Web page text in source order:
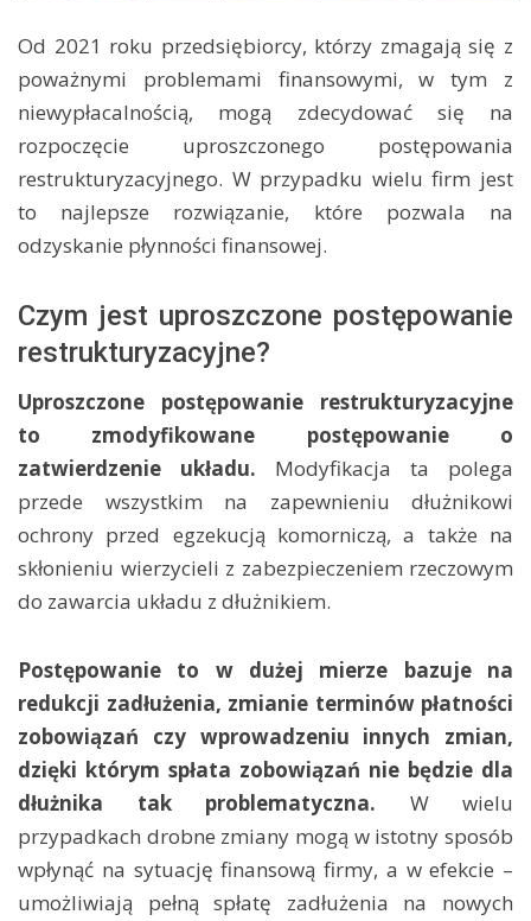
​Od 2021 roku przedsiębiorcy, którzy zmagają się z
poważnymi problemami finansowymi, w tym z
niewypłacalnością, mogą zdecydować się na
rozpoczęcie uproszczonego postępowania
restrukturyzacyjnego. W przypadku wielu firm jest
to najlepsze rozwiązanie, które pozwala na
odzyskanie płynności finansowej.
Czym jest uproszczone postępowanie
restrukturyzacyjne?
Uproszczone postępowanie restrukturyzacyjne
to zmodyfikowane postępowanie o
zatwierdzenie układu. Modyfikacja ta polega
przede wszystkim na zapewnieniu dłużnikowi
ochrony przed egzekucją komorniczą, a także na
skłonieniu wierzycieli z zabezpieczeniem rzeczowym
do zawarcia układu z dłużnikiem.
Postępowanie to w dużej mierze bazuje na
redukcji zadłużenia, zmianie terminów płatności
zobowiązań czy wprowadzeniu innych zmian,
dzięki którym spłata zobowiązań nie będzie dla
dłużnika tak problematyczna. W wielu
przypadkach drobne zmiany mogą w istotny sposób
wpłynąć na sytuację finansową firmy, a w efekcie –
umożliwiają pełną spłatę zadłużenia na nowych